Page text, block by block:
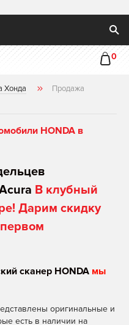
0
Хонда
Продажа
HONDA в
В клубный
Дарим скидку
сканер HONDA мы
оригинальные и
есть в наличии на